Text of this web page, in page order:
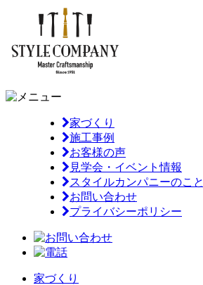
家づくり
施工事例
お客様の声
見学会・イベント情報
スタイルカンパニーのこと
お問い合わせ
プライバシーポリシー
家づくり